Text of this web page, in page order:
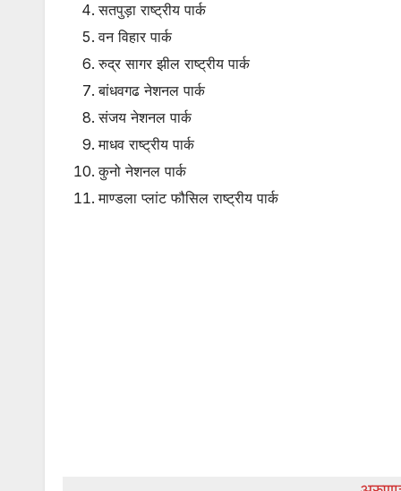
सतपुड़ा राष्ट्रीय पार्क
वन विहार पार्क
रुद्र सागर झील राष्ट्रीय पार्क
बांधवगढ नेशनल पार्क
संजय नेशनल पार्क
माधव राष्ट्रीय पार्क
कुनो नेशनल पार्क
माण्डला प्लांट फौसिल राष्ट्रीय पार्क